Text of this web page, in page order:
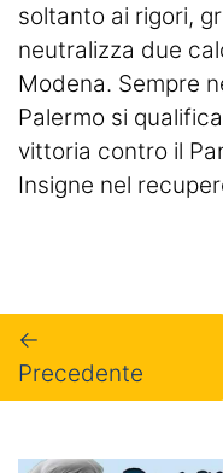
soltanto ai rigori,
neutralizza due
Modena. Sempre
Palermo si
vittoria contro il
Insigne nel
←
Precedente